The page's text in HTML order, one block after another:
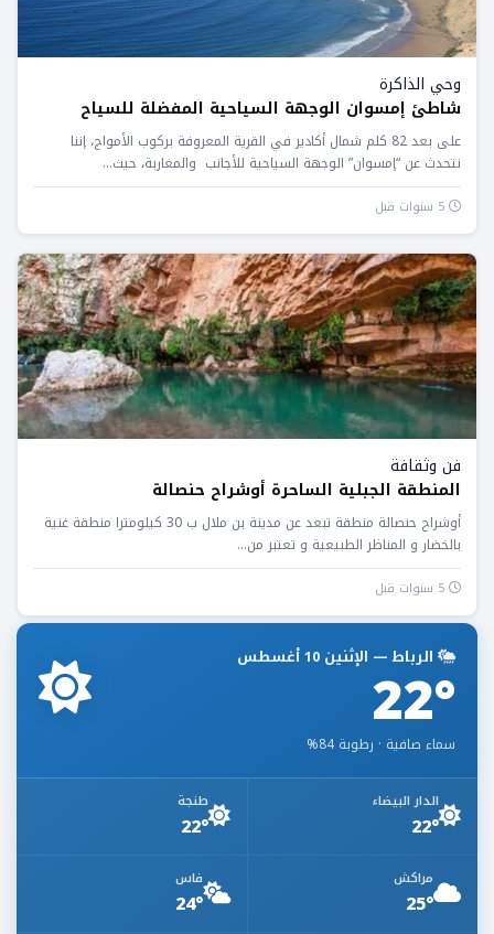
وحي الذاكرة
شاطئ إمسوان الوجهة السياحية المفضلة للسياح
على بعد 82 كلم شمال أكادير في القرية المعروفة بركوب الأمواج، إننا
نتحدث عن “إمسوان” الوجهة السياحية للأجانب والمغاربة، حيث...
فن وثقافة
المنطقة الجبلية الساحرة أوشراح حنصالة
أوشراح حنصالة منطقة تبعد عن مدينة بن ملال ب 30 كيلومترا منطقة غنية
بالخضار و المناظر الطبيعية و تعتبر من...
الرباط — الإثنين 10 أغسطس
22°
سماء صافية · رطوبة 84%
الدار البيضاء
22°
طنجة
22°
مراكش
25°
فاس
24°